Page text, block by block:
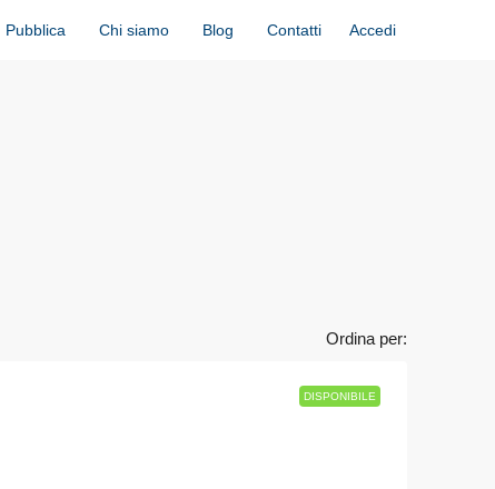
Pubblica Chi siamo Blog Contatti Accedi
Ordina per:
DISPONIBILE